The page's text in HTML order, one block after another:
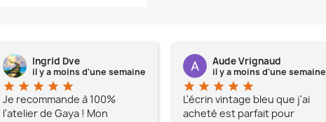
Ingrid Dve
il y a moins d'une semaine
star star star star star
Je recommande à 100%
l'atelier de Gaya ! Mon
Aude Vrignaud
il y a moins d'une semaine
star star star star star
L'écrin vintage bleu que j'ai
acheté est parfait pour